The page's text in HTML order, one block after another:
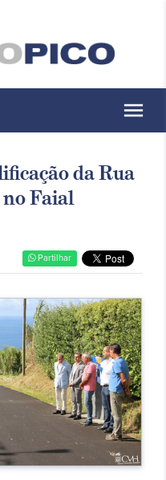
menu
da Rua
Faial
Partilhar